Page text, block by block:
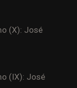
(X): José
(IX): José